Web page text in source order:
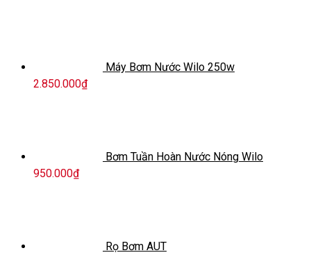
Máy Bơm Nước Wilo 250w
2.850.000₫
Bơm Tuần Hoàn Nước Nóng Wilo
950.000₫
Rọ Bơm AUT